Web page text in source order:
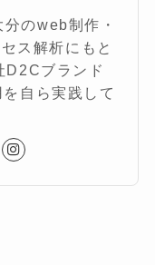
のweb制作・
ス解析にもと
D2Cブランド
自ら実践して